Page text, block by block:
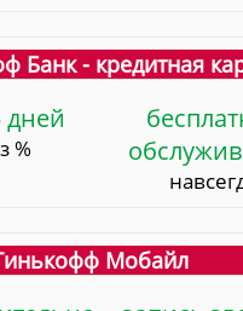
Банк - кредитная
дней
%
Мобайл